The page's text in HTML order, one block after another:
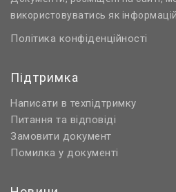
використовуватись як
Політика конфіденційності
Підтримка
Написати в техпідтримку
Питання та відповіді
Замовити документ
Помилка у документі